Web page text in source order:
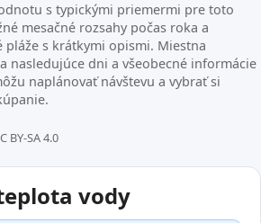
s typickými priemermi pre toto
mesačné rozsahy počas roka a
pláže s krátkymi opismi. Miestna
nasledujúce dni a všeobecné informácie
naplánovať návštevu a vybrať si
BY-SA 4.0
vody